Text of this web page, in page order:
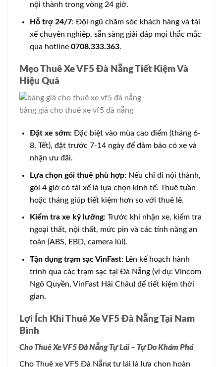
nội thành trong vòng 24 giờ.
Hỗ trợ 24/7: Đội ngũ chăm sóc khách hàng và tài
xế chuyên nghiệp, sẵn sàng giải đáp mọi thắc mắc
qua hotline 0708.333.363.
Mẹo Thuê Xe VF5 Đà Nẵng Tiết Kiệm Và
Hiệu Quả
bảng giá cho thuê xe vf5 đà nẵng
Đặt xe sớm: Đặc biệt vào mùa cao điểm (tháng 6-
8, Tết), đặt trước 7-14 ngày để đảm bảo có xe và
nhận ưu đãi.
Lựa chọn gói thuê phù hợp: Nếu chỉ đi nội thành,
gói 4 giờ có tài xế là lựa chọn kinh tế. Thuê tuần
hoặc tháng giúp tiết kiệm hơn so với thuê lẻ.
Kiểm tra xe kỹ lưỡng: Trước khi nhận xe, kiểm tra
ngoại thất, nội thất, mức pin và các tính năng an
toàn (ABS, EBD, camera lùi).
Tận dụng trạm sạc VinFast: Lên kế hoạch hành
trình qua các trạm sạc tại Đà Nẵng (ví dụ: Vincom
Ngô Quyền, VinFast Hải Châu) để tiết kiệm thời
gian.
Lợi Ích Khi Thuê Xe VF5 Đà Nẵng Tại Nam
Bình
Cho Thuê Xe VF5 Đà Nẵng Tự Lái – Tự Do Khám Phá
Cho Thuê xe VF5 Đà Nẵng tự lái là lựa chọn hoàn